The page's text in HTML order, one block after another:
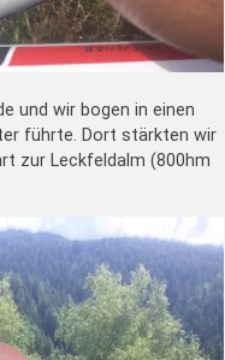
und wir bogen in einen
führte. Dort stärkten wir
zur Leckfeldalm (800hm